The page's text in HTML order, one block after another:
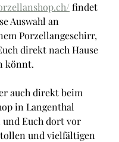
findet
Auswahl an
Porzellangeschirr,
direkt nach Hause
könnt.
auch direkt beim
in Langenthal
und Euch dort vor
und vielfältigen